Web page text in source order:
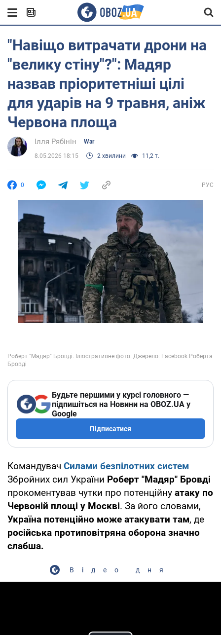
"Навіщо витрачати дрони на
"велику стіну"?": Мадяр
назвав пріоритетніші цілі
для ударів на 9 травня, аніж
Червона площа
Ілля Рябінін War
8.05.2026 18:15 2 хвилини 11,2 т.
0 РУС
Будьте першими у курсі головного —
підпишіться на Новини на OBOZ.UA у
Google
Підписатися
Командувач Силами безпілотних систем
Збройних сил України Роберт "Мадяр" Бровді
прокоментував чутки про потенційну атаку по
Червоній площі у Москві. За його словами,
Україна потенційно може атакувати там, де
російська протиповітряна оборона значно
слабша.
Відео дня